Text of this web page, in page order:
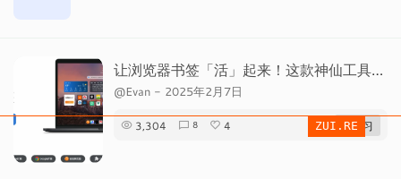
让浏览器书签「活」起来！这款神仙工具让你的效率与颜值齐飞
@Evan - 2025年2月7日
3,304 8 4 # 学习
ZUI.RE